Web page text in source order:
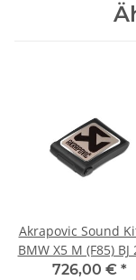
Akrapovic Sound
BMW X5 M (F85) BJ
> 2018 (P-HF947)
726,00 € *